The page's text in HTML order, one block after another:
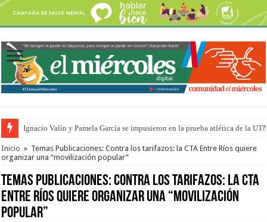
Ignacio Valín y Pamela García se impusieron en la prueba atlética de la
Traigo el litoral en mi canción: 100 años de Aníbal Sampayo
Inicio » Temas Publicaciones: Contra los tarifazos: la CTA Entre Ríos quiere
organizar una “movilización popular”
Temas Publicaciones:Contra los tarifazos: la CTA
Entre Ríos quiere organizar una “movilización
popular”